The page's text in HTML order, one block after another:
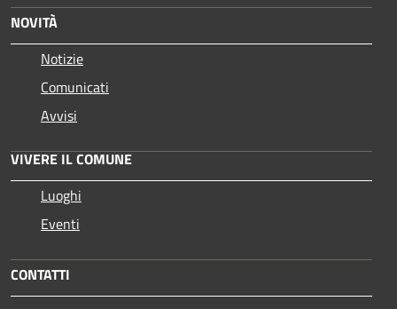
NOVITÀ
Notizie
Comunicati
Avvisi
VIVERE IL COMUNE
Luoghi
Eventi
CONTATTI